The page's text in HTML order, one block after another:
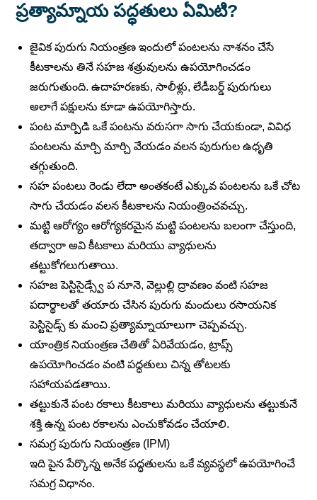
ప్రత్యామ్నాయ పద్ధతులు ఏమిటి?
జైవిక పురుగు నియంత్రణ ఇందులో పంటలను నాశనం చేసే
కీటకాలను తినే సహజ శత్రువులను ఉపయోగించడం
జరుగుతుంది. ఉదాహరణకు, సాలీళ్లు, లేడీబర్డ్ పురుగులు
అలాగే పక్షులను కూడా ఉపయోగిస్తారు.
పంట మార్పిడి ఒకే పంటను వరుసగా సాగు చేయకుండా, వివిధ
పంటలను మార్చి మార్చి వేయడం వలన పురుగుల ఉధృతి
తగ్గుతుంది.
సహ పంటలు రెండు లేదా అంతకంటే ఎక్కువ పంటలను ఒకే చోట
సాగు చేయడం వలన కీటకాలను నియంత్రించవచ్చు.
మట్టి ఆరోగ్యం ఆరోగ్యకరమైన మట్టి పంటలను బలంగా చేస్తుంది,
తద్వారా అవి కీటకాలు మరియు వ్యాధులను
తట్టుకోగలుగుతాయి.
సహజ పెస్టిసైడ్స్వే ప నూనె, వెల్లుల్లి ద్రావణం వంటి సహజ
పదార్థాలతో తయారు చేసిన పురుగు మందులు రసాయనిక
పెస్టిసైడ్స్ కు మంచి ప్రత్యామ్నాయాలుగా చెప్పవచ్చు.
యాంత్రిక నియంత్రణ చేతితో ఏరివేయడం, ట్రాప్స్
ఉపయోగించడం వంటి పద్ధతులు చిన్న తోటలకు
సహాయపడతాయి.
తట్టుకునే పంట రకాలు కీటకాలు మరియు వ్యాధులను తట్టుకునే
శక్తి ఉన్న పంట రకాలను ఎంచుకోవడం చేయాలి.
సమగ్ర పురుగు నియంత్రణ (IPM)
ఇది పైన పేర్కొన్న అనేక పద్ధతులను ఒకే వ్యవస్థలో ఉపయోగించే
సమగ్ర విధానం.